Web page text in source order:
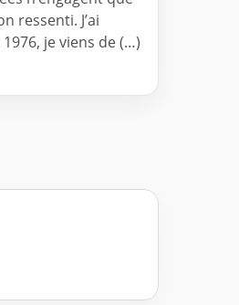
ressenti. J’ai
je viens de (…)